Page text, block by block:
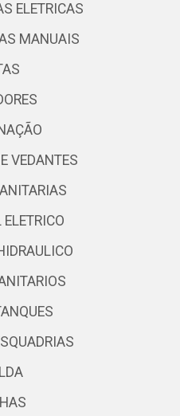
ELETRICAS
MANUAIS
VEDANTES